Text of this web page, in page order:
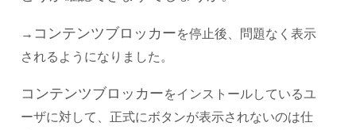
→ コンテンツブロッカーを停止後、問題なく表示
されるようになりました。
コンテンツブロッカーをインストールしているユ
ーザに対して、正式にボタンが表示されないのは仕